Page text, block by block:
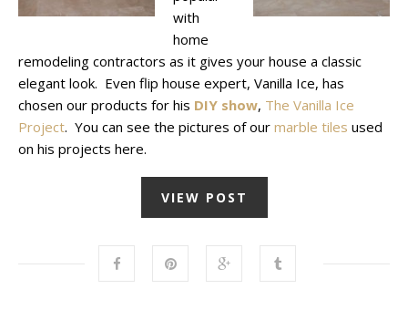
with
home
remodeling contractors as it gives your house a classic
elegant look. Even flip house expert, Vanilla Ice, has
chosen our products for his DIY show, The Vanilla Ice
Project. You can see the pictures of our marble tiles used
on his projects here.
VIEW POST